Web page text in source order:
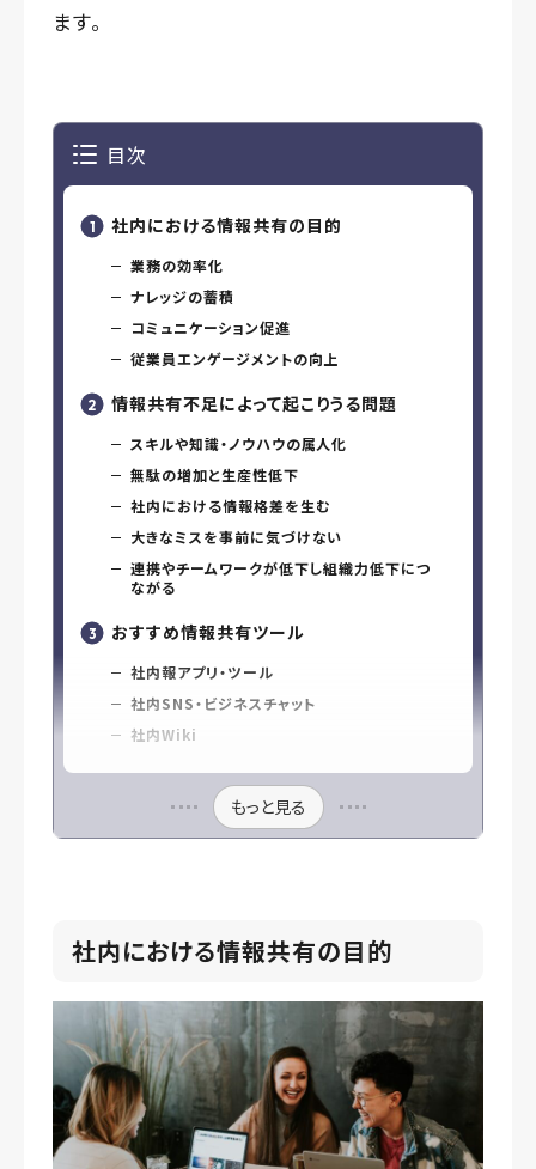
ます。
目次
社内における情報共有の目的
業務の効率化
ナレッジの蓄積
コミュニケーション促進
従業員エンゲージメントの向上
情報共有不足によって起こりうる問題
スキルや知識・ノウハウの属人化
無駄の増加と生産性低下
社内における情報格差を生む
大きなミスを事前に気づけない
連携やチームワークが低下し組織力低下につ
ながる
おすすめ情報共有ツール
社内報アプリ・ツール
社内SNS・ビジネスチャット
社内Wiki
もっと見る
社内における情報共有の目的